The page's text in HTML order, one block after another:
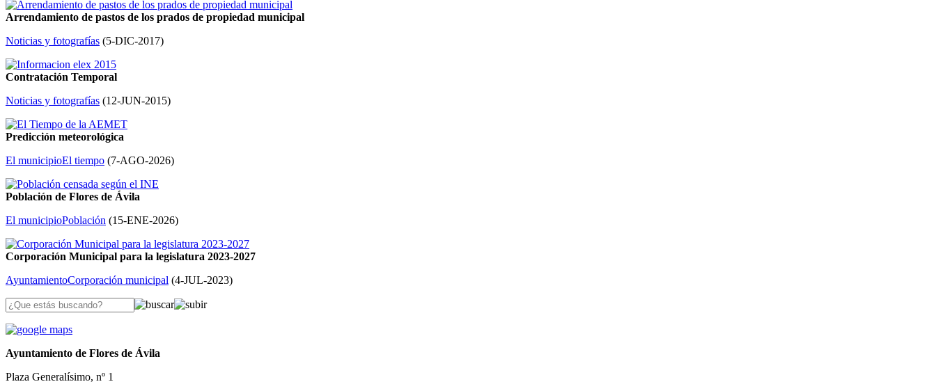
Arrendamiento de pastos de los prados de propiedad municipal
Noticias y fotografías (5-DIC-2017)
Contratación Temporal
Noticias y fotografías (12-JUN-2015)
Predicción meteorológica
El municipioEl tiempo (7-AGO-2026)
Población de Flores de Ávila
El municipioPoblación (15-ENE-2026)
Corporación Municipal para la legislatura 2023-2027
AyuntamientoCorporación municipal (4-JUL-2023)
Ayuntamiento de Flores de Ávila
Plaza Generalísimo, nº 1